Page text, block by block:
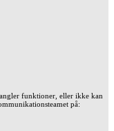
funktioner, eller ikke kan
på: